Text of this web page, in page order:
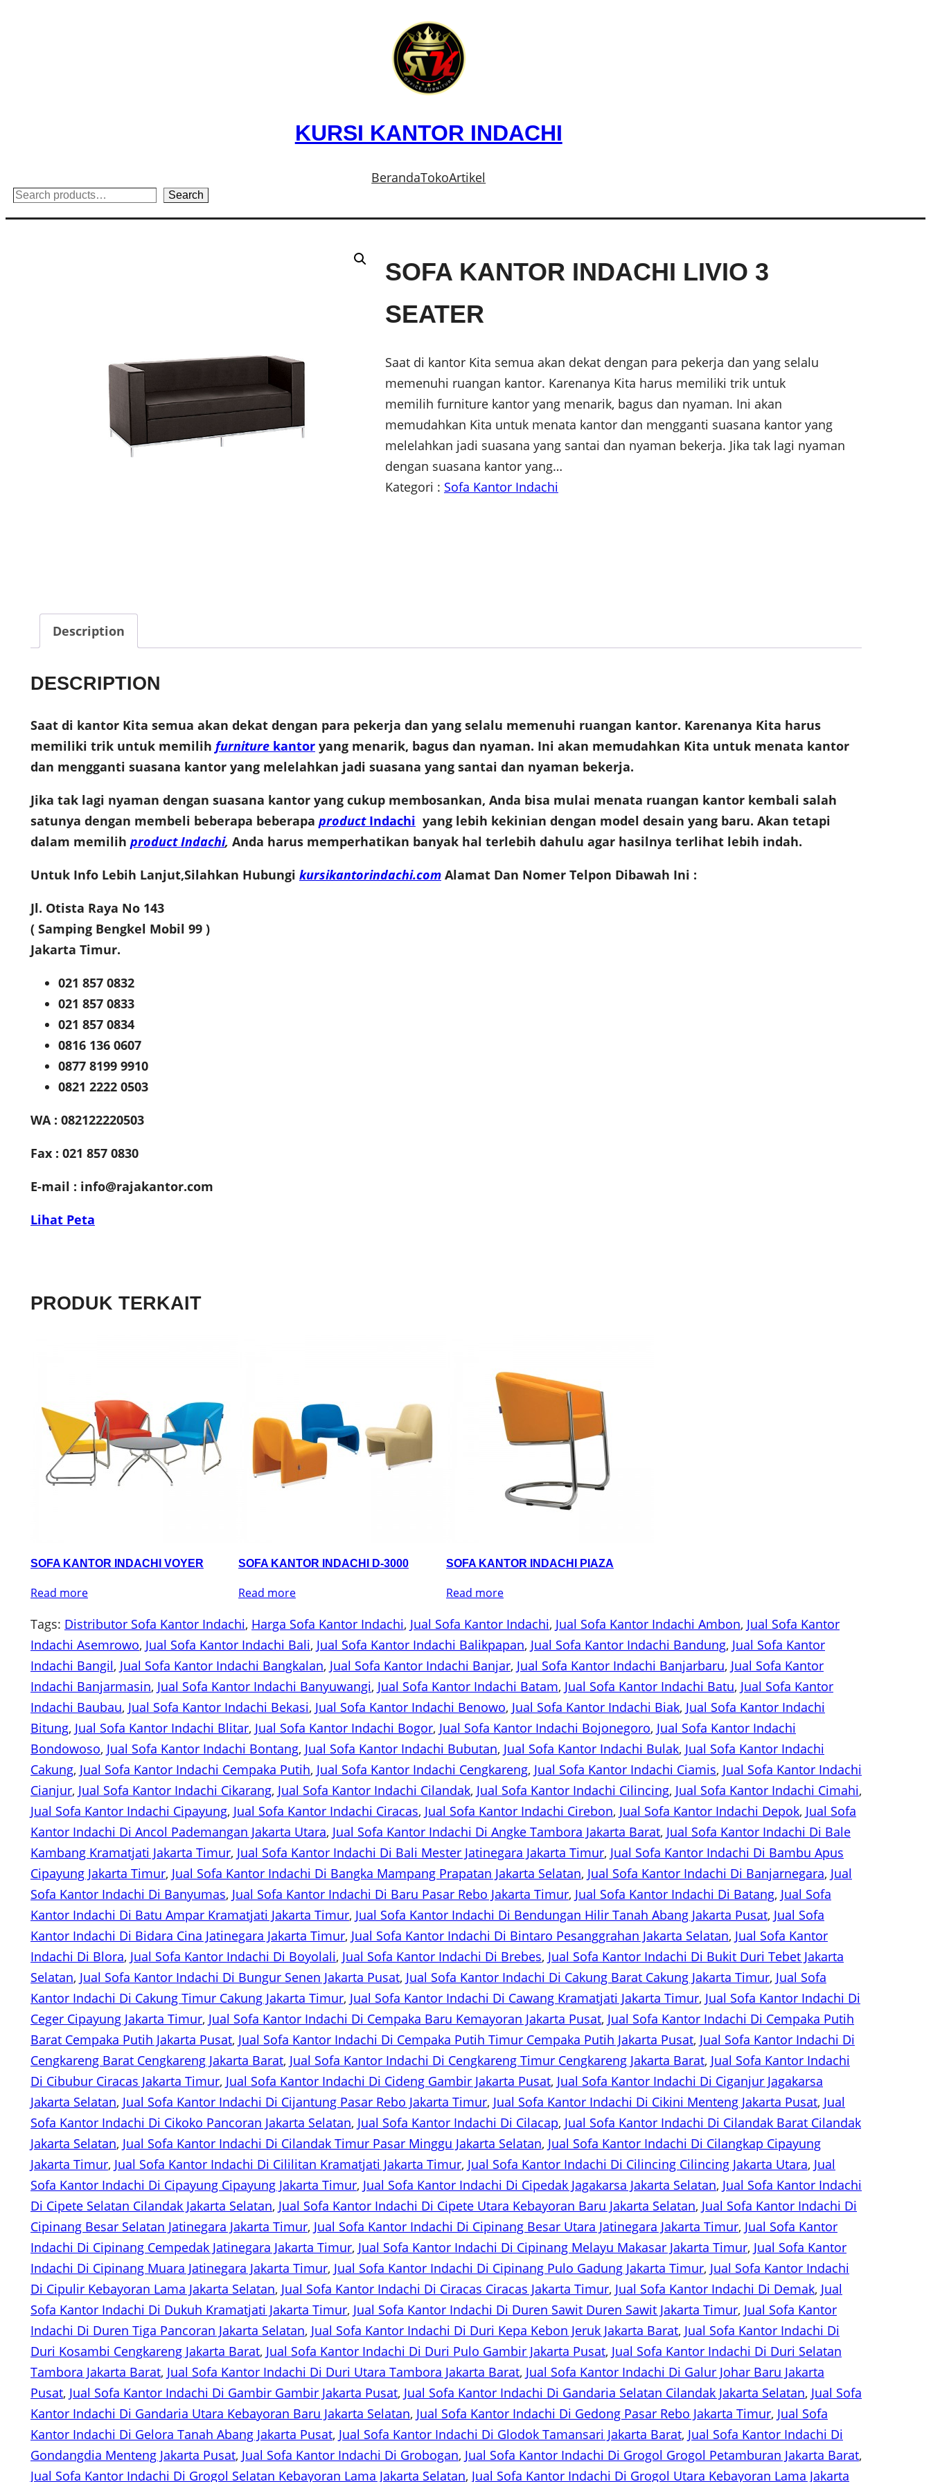
KURSI KANTOR INDACHI
BerandaTokoArtikel
Search
Search
SOFA KANTOR INDACHI LIVIO 3
SEATER
Saat di kantor Kita semua akan dekat dengan para pekerja dan yang selalu
memenuhi ruangan kantor. Karenanya Kita harus memiliki trik untuk
memilih furniture kantor yang menarik, bagus dan nyaman. Ini akan
memudahkan Kita untuk menata kantor dan mengganti suasana kantor yang
melelahkan jadi suasana yang santai dan nyaman bekerja. Jika tak lagi nyaman
dengan suasana kantor yang…
Kategori : Sofa Kantor Indachi
Description
DESCRIPTION
Saat di kantor Kita semua akan dekat dengan para pekerja dan yang selalu memenuhi ruangan kantor. Karenanya Kita harus
memiliki trik untuk memilih furniture kantor yang menarik, bagus dan nyaman. Ini akan memudahkan Kita untuk menata kantor
dan mengganti suasana kantor yang melelahkan jadi suasana yang santai dan nyaman bekerja.
Jika tak lagi nyaman dengan suasana kantor yang cukup membosankan, Anda bisa mulai menata ruangan kantor kembali salah
satunya dengan membeli beberapa beberapa productIndachi yang lebih kekinian dengan model desain yang baru. Akan tetapi
dalam memilih product Indachi, Anda harus memperhatikan banyak hal terlebih dahulu agar hasilnya terlihat lebih indah.
Untuk Info Lebih Lanjut,Silahkan Hubungi kursikantorindachi.com Alamat Dan Nomer Telpon Dibawah Ini :
Jl. Otista Raya No 143
( Samping Bengkel Mobil 99 )
Jakarta Timur.
021 857 0832
021 857 0833
021 857 0834
0816 136 0607
0877 8199 9910
0821 2222 0503
WA : 082122220503
Fax : 021 857 0830
E-mail : info@rajakantor.com
Lihat Peta
PRODUK TERKAIT
SOFA KANTOR INDACHI VOYER
Read more
SOFA KANTOR INDACHI D-3000
Read more
SOFA KANTOR INDACHI PIAZA
Read more
Tags: Distributor Sofa Kantor Indachi, Harga Sofa Kantor Indachi, Jual Sofa Kantor Indachi, Jual Sofa Kantor Indachi Ambon, Jual Sofa Kantor
Indachi Asemrowo, Jual Sofa Kantor Indachi Bali, Jual Sofa Kantor Indachi Balikpapan, Jual Sofa Kantor Indachi Bandung, Jual Sofa Kantor
Indachi Bangil, Jual Sofa Kantor Indachi Bangkalan, Jual Sofa Kantor Indachi Banjar, Jual Sofa Kantor Indachi Banjarbaru, Jual Sofa Kantor
Indachi Banjarmasin, Jual Sofa Kantor Indachi Banyuwangi, Jual Sofa Kantor Indachi Batam, Jual Sofa Kantor Indachi Batu, Jual Sofa Kantor
Indachi Baubau, Jual Sofa Kantor Indachi Bekasi, Jual Sofa Kantor Indachi Benowo, Jual Sofa Kantor Indachi Biak, Jual Sofa Kantor Indachi
Bitung, Jual Sofa Kantor Indachi Blitar, Jual Sofa Kantor Indachi Bogor, Jual Sofa Kantor Indachi Bojonegoro, Jual Sofa Kantor Indachi
Bondowoso, Jual Sofa Kantor Indachi Bontang, Jual Sofa Kantor Indachi Bubutan, Jual Sofa Kantor Indachi Bulak, Jual Sofa Kantor Indachi
Cakung, Jual Sofa Kantor Indachi Cempaka Putih, Jual Sofa Kantor Indachi Cengkareng, Jual Sofa Kantor Indachi Ciamis, Jual Sofa Kantor Indachi
Cianjur, Jual Sofa Kantor Indachi Cikarang, Jual Sofa Kantor Indachi Cilandak, Jual Sofa Kantor Indachi Cilincing, Jual Sofa Kantor Indachi Cimahi
Jual Sofa Kantor Indachi Cipayung, Jual Sofa Kantor Indachi Ciracas, Jual Sofa Kantor Indachi Cirebon, Jual Sofa Kantor Indachi Depok, Jual Sofa
Kantor Indachi Di Ancol Pademangan Jakarta Utara, Jual Sofa Kantor Indachi Di Angke Tambora Jakarta Barat, Jual Sofa Kantor Indachi Di Bale
Kambang Kramatjati Jakarta Timur, Jual Sofa Kantor Indachi Di Bali Mester Jatinegara Jakarta Timur, Jual Sofa Kantor Indachi Di Bambu Apus
Cipayung Jakarta Timur, Jual Sofa Kantor Indachi Di Bangka Mampang Prapatan Jakarta Selatan, Jual Sofa Kantor Indachi Di Banjarnegara, Jual
Sofa Kantor Indachi Di Banyumas, Jual Sofa Kantor Indachi Di Baru Pasar Rebo Jakarta Timur, Jual Sofa Kantor Indachi Di Batang, Jual Sofa
Kantor Indachi Di Batu Ampar Kramatjati Jakarta Timur, Jual Sofa Kantor Indachi Di Bendungan Hilir Tanah Abang Jakarta Pusat, Jual Sofa
Kantor Indachi Di Bidara Cina Jatinegara Jakarta Timur, Jual Sofa Kantor Indachi Di Bintaro Pesanggrahan Jakarta Selatan, Jual Sofa Kantor
Indachi Di Blora, Jual Sofa Kantor Indachi Di Boyolali, Jual Sofa Kantor Indachi Di Brebes, Jual Sofa Kantor Indachi Di Bukit Duri Tebet Jakarta
Selatan, Jual Sofa Kantor Indachi Di Bungur Senen Jakarta Pusat, Jual Sofa Kantor Indachi Di Cakung Barat Cakung Jakarta Timur, Jual Sofa
Kantor Indachi Di Cakung Timur Cakung Jakarta Timur, Jual Sofa Kantor Indachi Di Cawang Kramatjati Jakarta Timur, Jual Sofa Kantor Indachi Di
Ceger Cipayung Jakarta Timur, Jual Sofa Kantor Indachi Di Cempaka Baru Kemayoran Jakarta Pusat, Jual Sofa Kantor Indachi Di Cempaka Putih
Barat Cempaka Putih Jakarta Pusat, Jual Sofa Kantor Indachi Di Cempaka Putih Timur Cempaka Putih Jakarta Pusat, Jual Sofa Kantor Indachi Di
Cengkareng Barat Cengkareng Jakarta Barat, Jual Sofa Kantor Indachi Di Cengkareng Timur Cengkareng Jakarta Barat, Jual Sofa Kantor Indachi
Di Cibubur Ciracas Jakarta Timur, Jual Sofa Kantor Indachi Di Cideng Gambir Jakarta Pusat, Jual Sofa Kantor Indachi Di Ciganjur Jagakarsa
Jakarta Selatan, Jual Sofa Kantor Indachi Di Cijantung Pasar Rebo Jakarta Timur, Jual Sofa Kantor Indachi Di Cikini Menteng Jakarta Pusat, Jual
Sofa Kantor Indachi Di Cikoko Pancoran Jakarta Selatan, Jual Sofa Kantor Indachi Di Cilacap, Jual Sofa Kantor Indachi Di Cilandak Barat Cilandak
Jakarta Selatan, Jual Sofa Kantor Indachi Di Cilandak Timur Pasar Minggu Jakarta Selatan, Jual Sofa Kantor Indachi Di Cilangkap Cipayung
Jakarta Timur, Jual Sofa Kantor Indachi Di Cililitan Kramatjati Jakarta Timur, Jual Sofa Kantor Indachi Di Cilincing Cilincing Jakarta Utara, Jual
Sofa Kantor Indachi Di Cipayung Cipayung Jakarta Timur, Jual Sofa Kantor Indachi Di Cipedak Jagakarsa Jakarta Selatan, Jual Sofa Kantor Indachi
Di Cipete Selatan Cilandak Jakarta Selatan, Jual Sofa Kantor Indachi Di Cipete Utara Kebayoran Baru Jakarta Selatan, Jual Sofa Kantor Indachi Di
Cipinang Besar Selatan Jatinegara Jakarta Timur, Jual Sofa Kantor Indachi Di Cipinang Besar Utara Jatinegara Jakarta Timur, Jual Sofa Kantor
Indachi Di Cipinang Cempedak Jatinegara Jakarta Timur, Jual Sofa Kantor Indachi Di Cipinang Melayu Makasar Jakarta Timur, Jual Sofa Kantor
Indachi Di Cipinang Muara Jatinegara Jakarta Timur, Jual Sofa Kantor Indachi Di Cipinang Pulo Gadung Jakarta Timur, Jual Sofa Kantor Indachi
Di Cipulir Kebayoran Lama Jakarta Selatan, Jual Sofa Kantor Indachi Di Ciracas Ciracas Jakarta Timur, Jual Sofa Kantor Indachi Di Demak, Jual
Sofa Kantor Indachi Di Dukuh Kramatjati Jakarta Timur, Jual Sofa Kantor Indachi Di Duren Sawit Duren Sawit Jakarta Timur, Jual Sofa Kantor
Indachi Di Duren Tiga Pancoran Jakarta Selatan, Jual Sofa Kantor Indachi Di Duri Kepa Kebon Jeruk Jakarta Barat, Jual Sofa Kantor Indachi Di
Duri Kosambi Cengkareng Jakarta Barat, Jual Sofa Kantor Indachi Di Duri Pulo Gambir Jakarta Pusat, Jual Sofa Kantor Indachi Di Duri Selatan
Tambora Jakarta Barat, Jual Sofa Kantor Indachi Di Duri Utara Tambora Jakarta Barat, Jual Sofa Kantor Indachi Di Galur Johar Baru Jakarta
Pusat, Jual Sofa Kantor Indachi Di Gambir Gambir Jakarta Pusat, Jual Sofa Kantor Indachi Di Gandaria Selatan Cilandak Jakarta Selatan, Jual Sofa
Kantor Indachi Di Gandaria Utara Kebayoran Baru Jakarta Selatan, Jual Sofa Kantor Indachi Di Gedong Pasar Rebo Jakarta Timur, Jual Sofa
Kantor Indachi Di Gelora Tanah Abang Jakarta Pusat, Jual Sofa Kantor Indachi Di Glodok Tamansari Jakarta Barat, Jual Sofa Kantor Indachi Di
Gondangdia Menteng Jakarta Pusat, Jual Sofa Kantor Indachi Di Grobogan, Jual Sofa Kantor Indachi Di Grogol Grogol Petamburan Jakarta Barat
Jual Sofa Kantor Indachi Di Grogol Selatan Kebayoran Lama Jakarta Selatan, Jual Sofa Kantor Indachi Di Grogol Utara Kebayoran Lama Jakarta